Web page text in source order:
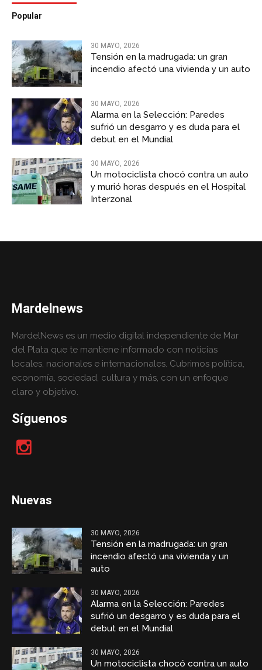
Popular
30 MAYO, 2026
Tensión en la madrugada: un gran
incendio afectó una vivienda y un auto
30 MAYO, 2026
Alarma en la Selección: Paredes
sufrió un desgarro y es duda para el
debut en el Mundial
30 MAYO, 2026
Un motociclista chocó contra un auto
y murió horas después en el Hospital
Interzonal
Mardelnews
MardelNews es un medio digital independiente de Mar
del Plata que te mantiene informado con noticias
locales, nacionales e internacionales. Cubrimos política,
economía, sociedad, cultura y más, con un enfoque
claro y objetivo.
Síguenos
Nuevas
30 MAYO, 2026
Tensión en la madrugada: un gran
incendio afectó una vivienda y un
auto
30 MAYO, 2026
Alarma en la Selección: Paredes
sufrió un desgarro y es duda para el
debut en el Mundial
30 MAYO, 2026
Un motociclista chocó contra un auto